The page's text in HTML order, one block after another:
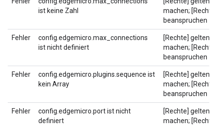
ist keine Zahl
machen; [Rechte]
beanspruchen
Fehler
config.edgemicro.max_connections
ist nicht definiert
[Rechte] geltend
machen; [Rechte]
beanspruchen
Fehler
config.edgemicro.plugins.sequence ist
kein Array
[Rechte] geltend
machen; [Rechte]
beanspruchen
Fehler
config.edgemicro.port ist nicht
definiert
[Rechte] geltend
machen; [Rechte]